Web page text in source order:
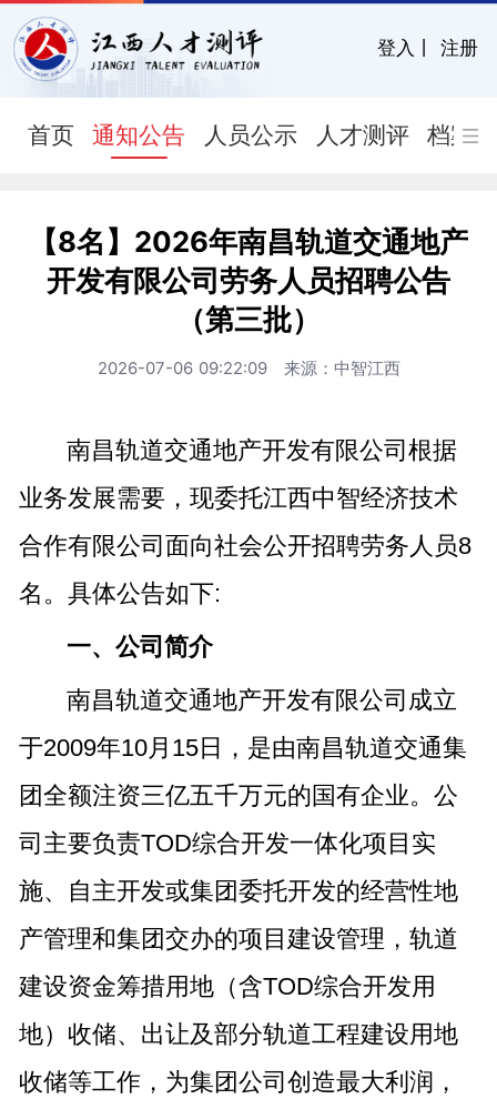
登入 丨注册
首页 通知公告 人员公示 人才测评 档案
【8名】2026年南昌轨道交通地产
开发有限公司劳务人员招聘公告
（第三批）
2026-07-06 09:22:09 来源：中智江西
南昌轨道交通地产开发有限公司根据
业务发展需要，现委托江西中智经济技术
合作有限公司面向社会公开招聘劳务人员8
名。具体公告如下:
一、公司简介
南昌轨道交通地产开发有限公司成立
于2009年10月15日，是由南昌轨道交通集
团全额注资三亿五千万元的国有企业。公
司主要负责TOD综合开发一体化项目实
施、自主开发或集团委托开发的经营性地
产管理和集团交办的项目建设管理，轨道
建设资金筹措用地（含TOD综合开发用
地）收储、出让及部分轨道工程建设用地
收储等工作，为集团公司创造最大利润，